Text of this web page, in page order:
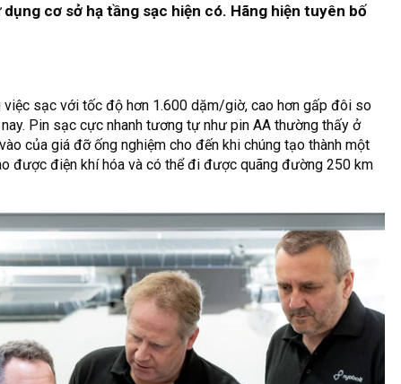
cơ sở hạ tầng sạc hiện có. Hãng hiện tuyên bố
sạc với tốc độ hơn 1.600 dặm/giờ, cao hơn gấp đôi so
Pin sạc cực nhanh tương tự như pin AA thường thấy ở
của giá đỡ ống nghiệm cho đến khi chúng tạo thành một
được điện khí hóa và có thể đi được quãng đường 250 km